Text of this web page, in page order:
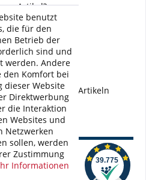
Artikel?
60,- Bestellwert
mehr als 80.000 Artikeln
benutzt
die für den
Betrieb der
sind und
werden. Andere
den Komfort bei
dieser Website
Direktwerbung
die Interaktion
Websites und
Netzwerken
sollen, werden
Zustimmung
Informationen